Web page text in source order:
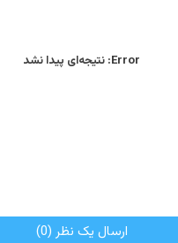
Error: نتیجه‌ای پیدا نشد
ارسال یک نظر (0)